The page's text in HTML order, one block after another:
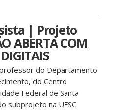
| Projeto
ABERTA COM
do Departamento
do Centro
Federal de Santa
subprojeto na UFSC